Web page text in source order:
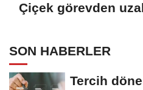
Çiçek görevden
SON HABERLER
Tercih